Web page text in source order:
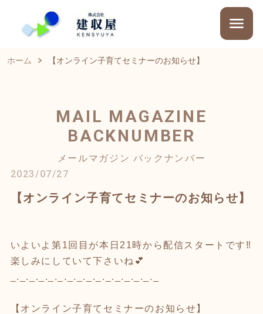
ホーム 【オンライン子育てセミナーのお知らせ】
MAIL MAGAZINE
BACKNUMBER
メールマガジン バックナンバー
2023/07/27
【オンライン子育てセミナーのお知らせ】
いよいよ第1回目が本日21時から配信スタートです‼️
楽しみにしていて下さいね💕
_._._._._._._._._._._._._._._._
【オンライン子育てセミナーのお知らせ】